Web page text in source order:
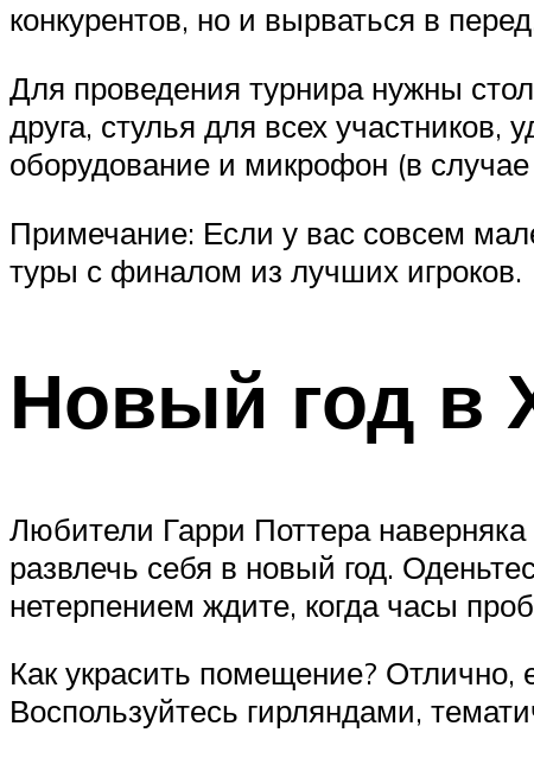
конкурентов, но и вырваться в
Для проведения турнира нужны
друга, стулья для всех участников,
оборудование и микрофон (в
Примечание: Если у вас совсем
туры с финалом из лучших игроков.
Новый год в
Любители Гарри Поттера
развлечь себя в новый год.
нетерпением ждите, когда часы
Как украсить помещение?
Воспользуйтесь гирляндами,